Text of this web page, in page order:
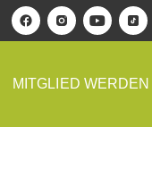
MITGLIED WERDEN